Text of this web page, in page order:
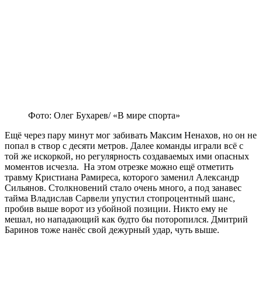
Фото: Олег Бухарев/ «В мире спорта»
Ещё через пару минут мог забивать Максим Ненахов, но он не
попал в створ с десяти метров. Далее команды играли всё с
той же искоркой, но регулярность создаваемых ими опасных
моментов исчезла. На этом отрезке можно ещё отметить
травму Кристиана Рамиреса, которого заменил Александр
Сильянов. Столкновений стало очень много, а под занавес
тайма Владислав Сарвели упустил стопроцентный шанс,
пробив выше ворот из убойной позиции. Никто ему не
мешал, но нападающий как будто бы поторопился. Дмитрий
Баринов тоже нанёс свой дежурный удар, чуть выше.